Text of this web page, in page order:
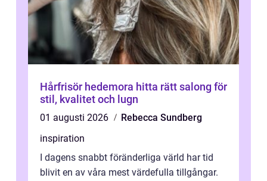
Hårfrisör hedemora hitta rätt salong för
stil, kvalitet och lugn
01 augusti 2026
Rebecca Sundberg
inspiration
I dagens snabbt föränderliga värld har tid
blivit en av våra mest värdefulla tillgångar.